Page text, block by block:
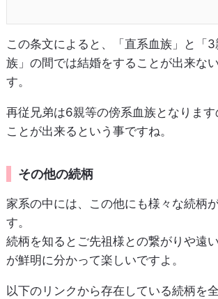
この条文によると、「直系血族」と「3
族」の間では結婚をすることが出来な
す。
再従兄弟は6親等の傍系血族となりま
ことが出来るという事ですね。
その他の続柄
家系の中には、この他にも様々な続柄
す。
続柄を知るとご先祖様との繋がりや遠
が鮮明に分かって楽しいですよ。
以下のリンクから存在している続柄を